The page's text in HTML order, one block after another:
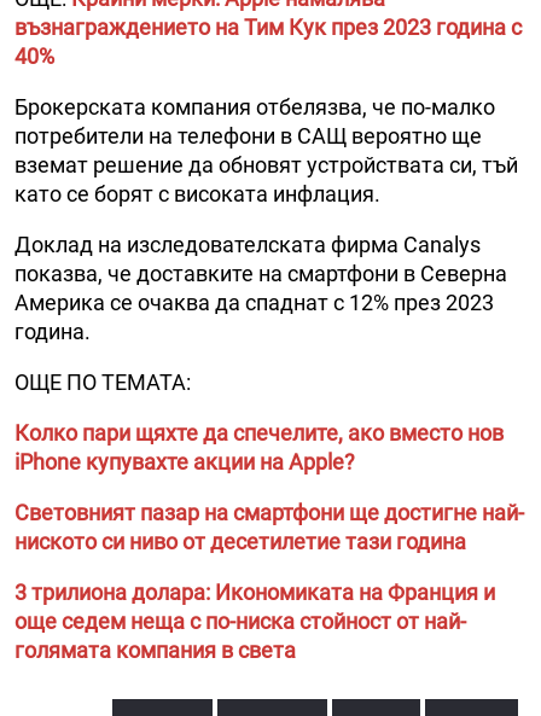
възнаграждението на Тим Кук през 2023 година с
40%
Брокерската компания отбелязва, че по-малко
потребители на телефони в САЩ вероятно ще
вземат решение да обновят устройствата си, тъй
като се борят с високата инфлация.
Доклад на изследователската фирма Canalys
показва, че доставките на смартфони в Северна
Америка се очаква да спаднат с 12% през 2023
година.
ОЩЕ ПО ТЕМАТА:
Колко пари щяхте да спечелите, ако вместо нов
iPhone купувахте акции на Apple?
Световният пазар на смартфони ще достигне най-
ниското си ниво от десетилетие тази година
3 трилиона долара: Икономиката на Франция и
още седем неща с по-ниска стойност от най-
голямата компания в света